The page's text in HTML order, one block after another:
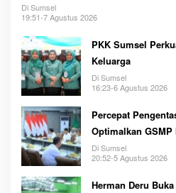
Di Sumsel
19:51-7 Agustus 2026
PKK Sumsel
Keluarga
Di Sumsel
16:23-6 Agustus 2026
Percepat
Optimalkan
Di Sumsel
20:52-5 Agustus 2026
Herman Deru